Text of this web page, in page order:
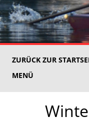
ZURÜCK ZUR
MENÜ